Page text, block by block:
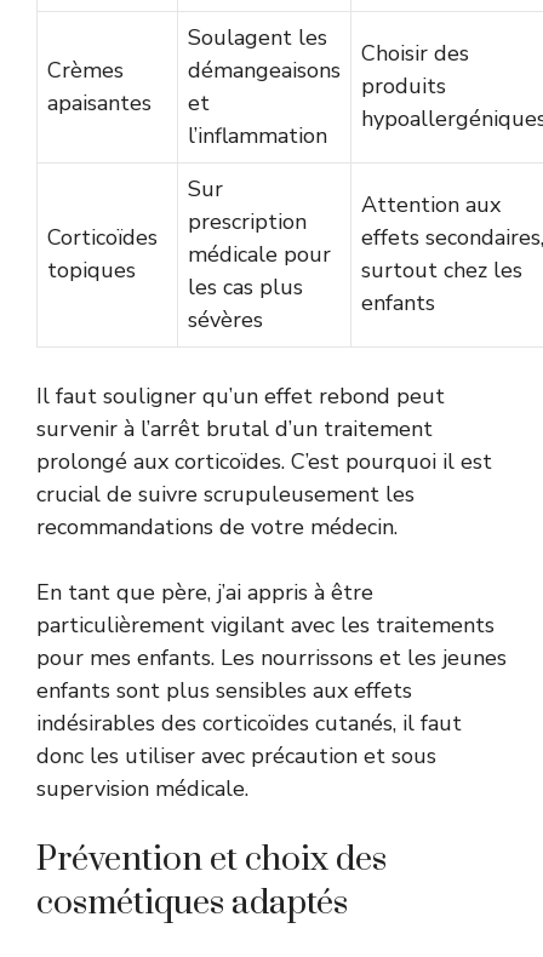
Crèmes
apaisantes
Soulagent les
démangeaisons
et
l’inflammation
Choisir des
produits
Corticoïdes
topiques
Sur
prescription
médicale pour
les cas plus
sévères
Attention aux
effets secondaires,
surtout chez les
enfants
Il faut souligner qu’un effet rebond peut
survenir à l’arrêt brutal d’un traitement
prolongé aux corticoïdes. C’est pourquoi il est
crucial de suivre scrupuleusement les
recommandations de votre médecin.
En tant que père, j’ai appris à être
particulièrement vigilant avec les traitements
pour mes enfants. Les nourrissons et les jeunes
enfants sont plus sensibles aux effets
indésirables des corticoïdes cutanés, il faut
donc les utiliser avec précaution et sous
supervision médicale.
Prévention et choix des
cosmétiques adaptés